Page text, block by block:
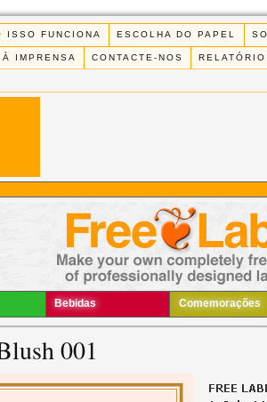
ISSO FUNCIONA ESCOLHA DO PAPEL
IMPRENSA CONTACTE-NOS
Bebidas Comemorações
001